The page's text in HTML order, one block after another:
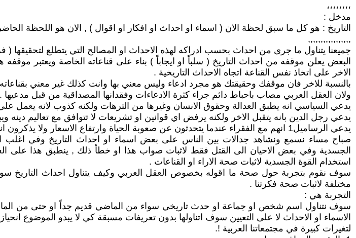
،،،،،،،،
مدخل :
التاريخ : هو كل ما سبق لحظة الان ( اسماء او احداث او افكار او اقوال ) , الان هو اللحظة
,,,,,,,,,,,,,,,,,
جميعنا يتناول ما جرى من احداث بحسب ادراكه لهذه الاحداث او المصالح التي يتطلع لتحقيقها (
البعض يعلن موقفه من احداث التاريخ ( سلباً او ايجاباً ) بناء على قناعاته الخاصة ويعتبر
الاخر على اتخاذ نفس القناعة اتجاه الاحداث التاريخية .
بالنسبة للاخر فان موقفك وحقيقتك هو مجرد ادعاء وليس معني بها وانت كذلك غير معني بقناعاته
ولان العقل العربي مصاب باحباط دائم جراء كثرة الادعاءات وفقدانها المصداقية من قبل مدعيها .
يدعي السياسي انه يطبق العدالة وحقوق الانسان وغيرها من الترهات ولكنه كذوب لانه يعمل
يدعي رجل الدين بانه يتقبل الاخر ولكنه يرفض اي قوانين او تشريعات لا تتوافق مع تعاليم دينه
يدعي الرساميل1 انهم مع الفقراء عندما يتحدثون عن صعوبة الحياة وارتفاع الاسعار ولا يذكرون انهم سبب هذه الصعوبة وان جشعهم جعل الفقير فقيرا .
صباح مساء نسمع ونشاهد جدالات بين الناس على بعض اسماء او احداث التاريخ وفي اغلب
الجسدية وفي بعض الاحيان الى القتل فقط لاثبات صواب هذا او خطأ ذلك , ينطبق هذا على
استخدام القوة الجسدية لاثبات صحة الاراء او القناعات .
سوف نقوم بتجربة حول صحة ما اقوله بخصوص العقل العربي وكيف يتناول احداث التاريخ
مختلفة لاثبات صحة فكرتنا .
التجربة هي :
سوف نتناول اسم شخص او جماعة او حدث تاريخي سواء من الماضي قديم جداً او حتى من
الاسماء او الاحداث لا على التعيين سوف اتناولها بدون تعريفات مسبقة كي لا يبدو الموضوع
لتغيرات كبيرة في مجتمعاتنا العربية !.